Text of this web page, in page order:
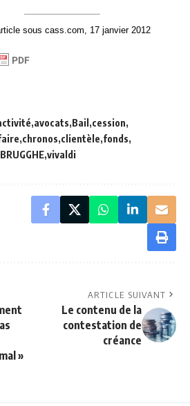
sous cass.com, 17 janvier 2012
avocats Bail cession
chronos clientèle fonds
vivaldi
»
ARTICLE SUIVANT
Le contenu de la
contestation de
créance